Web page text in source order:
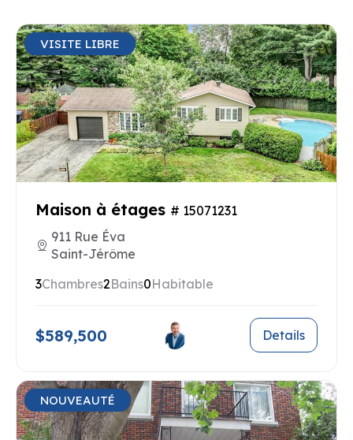
VISITE LIBRE
Maison à étages # 15071231
911 Rue Éva
Saint-Jérôme
3Chambres2Bains0Habitable
$589,500 Details
NOUVEAUTÉ